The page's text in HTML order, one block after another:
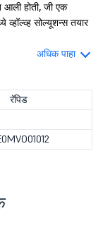
आली होती, जी एक
व्हॉल्व्ह सोल्यूशन्स तयार
अधिक पाहा
रॅपिड